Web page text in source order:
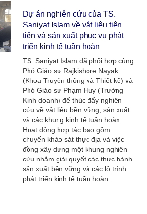
Dự án nghiên cứu của TS.
Saniyat Islam về vật liệu tiên
tiến và sản xuất phục vụ phát
triển kinh tế tuần hoàn​
TS. Saniyat Islam đã phối hợp cùng
Phó Giáo sư Rajkishore Nayak
(Khoa Truyền thông và Thiết kế) và
Phó Giáo sư Phạm Huy (Trường
Kinh doanh) để thúc đẩy nghiên
cứu về vật liệu bền vững, sản xuất
và các khung kinh tế tuần hoàn.
Hoạt động hợp tác bao gồm
chuyến khảo sát thực địa và việc
đồng xây dựng một khung nghiên
cứu nhằm giải quyết các thực hành
sản xuất bền vững và các lộ trình
phát triển kinh tế tuần hoàn.​